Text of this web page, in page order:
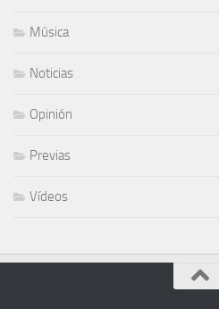
Música
Noticias
Opinión
Previas
Vídeos